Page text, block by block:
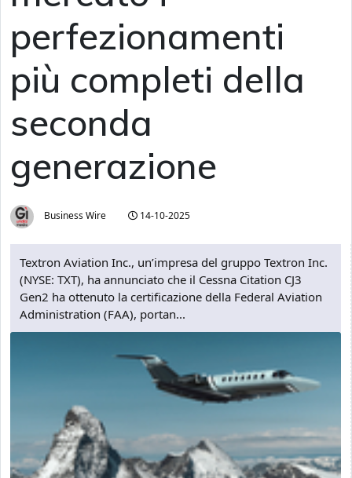
perfezionamenti
più completi della
seconda
generazione
Business Wire 14-10-2025
Textron Aviation Inc., un’impresa del gruppo Textron Inc.
(NYSE: TXT), ha annunciato che il Cessna Citation CJ3
Gen2 ha ottenuto la certificazione della Federal Aviation
Administration (FAA), portan...